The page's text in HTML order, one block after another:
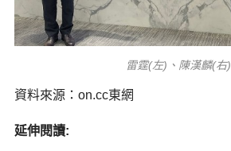
雷霆(左)、陳漢麟(右)
資料來源：on.cc東網
延伸閱讀: